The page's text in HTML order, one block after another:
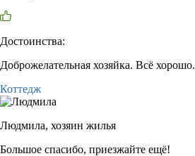
Достоинства:
Доброжелательная хозяйка. Всё хорошо.
Коттедж
Людмила, хозяин жилья
Большое спасибо, приезжайте ещё!